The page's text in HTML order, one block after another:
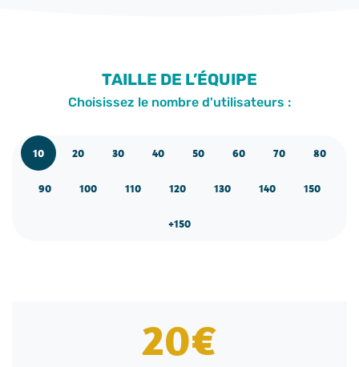
TAILLE DE L’ÉQUIPE
Choisissez le nombre d'utilisateurs :
10 20 30 40 50 60 70 80
90 100 110 120 130 140 150
+150
20€